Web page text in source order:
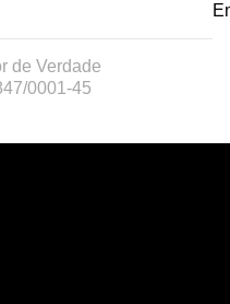
de Verdade
0001-45